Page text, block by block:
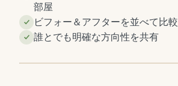
部屋
ビフォー＆アフターを並べて比較
誰とでも明確な方向性を共有
変
更
前
⇔